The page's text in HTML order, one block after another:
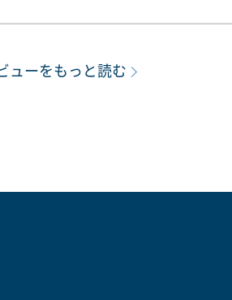
ューをもっと読む